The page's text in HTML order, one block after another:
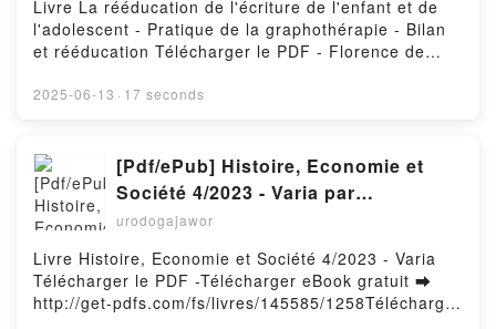
rééducation
Livre La rééducation de l'écriture de l'enfant et de
l'adolescent - Pratique de la graphothérapie - Bilan
et rééducation Télécharger le PDF - Florence de
RevolTélécharger eBook gratuit ➡ http://get-
l'adolescent - Pratique de la graphothérapie - Bilan
et rééducation Livre gratuit (PDF ePub Mobi) pan
Florence de Montesquieu, Chantal Thoulon-Page,
Olivier Revol.La rééducation de l'écriture de l'enfant
et de l'adolescent - Pratique de la graphothérapie -
Bilan et rééducation Florence de Montesquieu,
Chantal Thoulon-Page, Olivier Revol PDF, La
rééducation de l'écriture de l'enfant et de
2025-06-13 · 17 seconds
[Pdf/ePub] Histoire, Economie et
Société 4/2023 - Varia par
téléchargement ebook
urodogajawor
Livre Histoire, Economie et Société 4/2023 - Varia
Télécharger le PDF -Télécharger eBook gratuit ➡
http://get-pdfs.com/fs/livres/145585/1258Télécharger